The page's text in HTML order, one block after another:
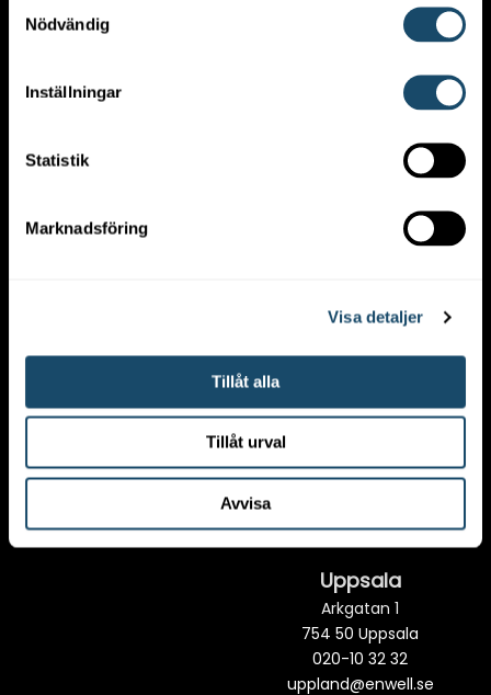
Nödvändig
Inställningar
Statistik
Marknadsföring
Visa detaljer
Tillåt alla
Tillåt urval
Avvisa
Enwell AB är ett av de
största svenska företagen
energilösningar till villa-
och fastighetsägare i
erfarenhet i branschen,
entreprenörsdriven kultur
är vi samtidigt en snabbt
Sveriges ledande
hållbara energilösningar. Vi
är ett helägt dotterbolag
till Vattenfall och en del av
Vattenfalls strategi att
Uppsala
Arkgatan 1
754 50 Uppsala
020-10 32 32
uppland@enwell.se